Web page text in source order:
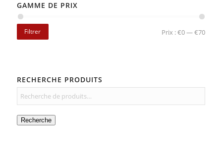
GAMME DE PRIX
Filtrer Prix :€0—€70
RECHERCHE PRODUITS
Recherche